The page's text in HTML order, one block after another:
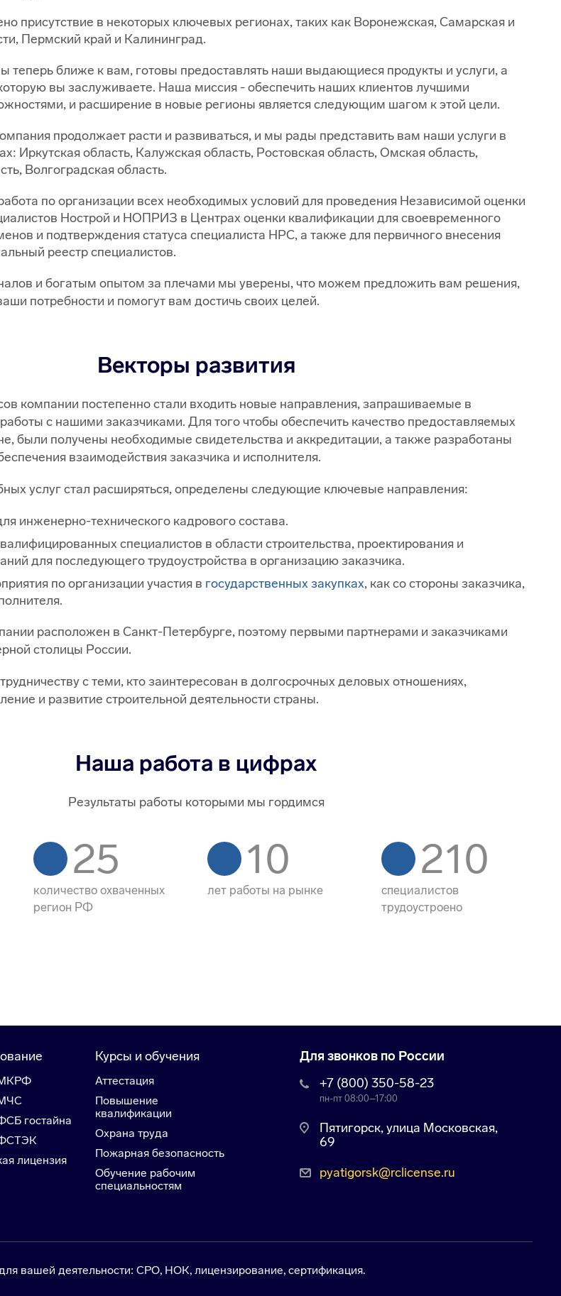
присутствие в некоторых ключевых регионах, таких как Воронежская, Самарская и
Пермский край и Калининград.
теперь ближе к вам, готовы предоставлять наши выдающиеся продукты и услуги, а
вы заслуживаете. Наша миссия - обеспечить наших клиентов лучшими
и расширение в новые регионы является следующим шагом к этой цели.
продолжает расти и развиваться, и мы рады представить вам наши услуги в
Иркутская область, Калужская область, Ростовская область, Омская область,
Волгоградская область.
по организации всех необходимых условий для проведения Независимой оценки
Нострой и НОПРИЗ в Центрах оценки квалификации для своевременного
и подтверждения статуса специалиста НРС, а также для первичного внесения
реестр специалистов.
и богатым опытом за плечами мы уверены, что можем предложить вам решения,
потребности и помогут вам достичь своих целей.
Векторы развития
компании постепенно стали входить новые направления, запрашиваемые в
с нашими заказчиками. Для того чтобы обеспечить качество предоставляемых
были получены необходимые свидетельства и аккредитации, а также разработаны
взаимодействия заказчика и исполнителя.
услуг стал расширяться, определены следующие ключевые направления:
инженерно-технического кадрового состава.
специалистов в области строительства, проектирования и
для последующего трудоустройства в организацию заказчика.
по организации участия в государственных закупках, как со стороны заказчика,
расположен в Санкт-Петербурге, поэтому первыми партнерами и заказчиками
столицы России.
с теми, кто заинтересован в долгосрочных деловых отношениях,
и развитие строительной деятельности страны.
Наша работа в цифрах
Результаты работы которыми мы гордимся
25
количество охваченных
регион РФ
10
лет работы на рынке
210
специалистов
трудоустроено
гостайна
лицензия
Курсы и обучения
Аттестация
Повышение
квалификации
Охрана труда
Пожарная безопасность
Обучение рабочим
специальностям
Для звонков по России
+7 (800) 350-58-23
пн-пт 08:00–17:00
Пятигорск, улица Московская,
69
pyatigorsk@rclicense.ru
деятельности: СРО, НОК, лицензирование, сертификация.